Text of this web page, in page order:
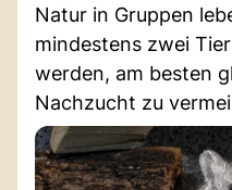
Natur in Gruppen
mindestens zwei
werden, am besten
Nachzucht zu